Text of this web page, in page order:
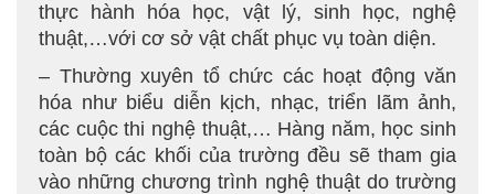
thực hành hóa học, vật lý, sinh học, nghệ
thuật,…với cơ sở vật chất phục vụ toàn diện.
– Thường xuyên tổ chức các hoạt động văn
hóa như biểu diễn kịch, nhạc, triển lãm ảnh,
các cuộc thi nghệ thuật,… Hàng năm, học sinh
toàn bộ các khối của trường đều sẽ tham gia
vào những chương trình nghệ thuật do trường